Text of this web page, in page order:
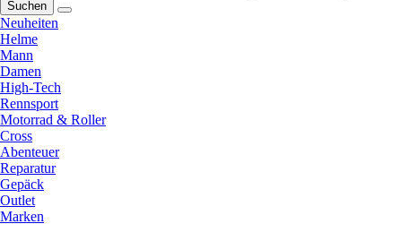
Suchen
Neuheiten
Helme
Mann
Damen
High-Tech
Rennsport
Motorrad & Roller
Cross
Abenteuer
Reparatur
Gepäck
Outlet
Marken